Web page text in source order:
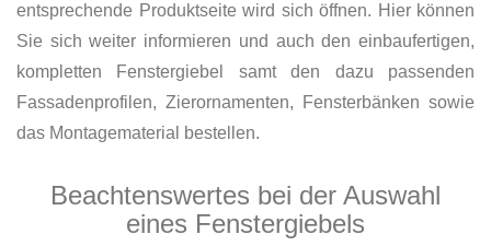
entsprechende Produktseite wird sich öffnen. Hier können
Sie sich weiter informieren und auch den einbaufertigen,
kompletten Fenstergiebel samt den dazu passenden
Fassadenprofilen, Zierornamenten, Fensterbänken sowie
das Montagematerial bestellen.
Beachtenswertes bei der Auswahl
eines Fenstergiebels